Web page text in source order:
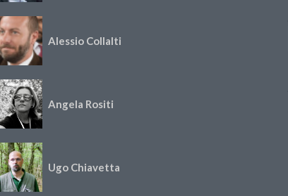
Alessio Collalti
Angela Rositi
Ugo Chiavetta